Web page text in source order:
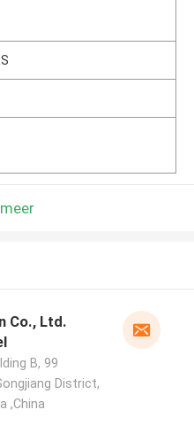
B, 99
District,
,China